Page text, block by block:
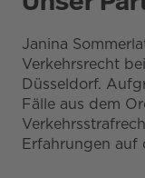
Janina
Verkehrsrecht bei
Düsseldorf.
Fälle aus dem
Erfahrungen auf